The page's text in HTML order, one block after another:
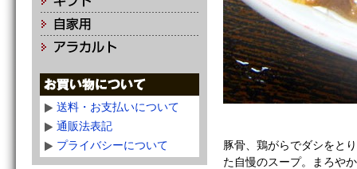
送料・お支払いについて
通販法表記
プライバシーについて
豚骨、鶏がらでダシをと
た自慢のスープ。まろや